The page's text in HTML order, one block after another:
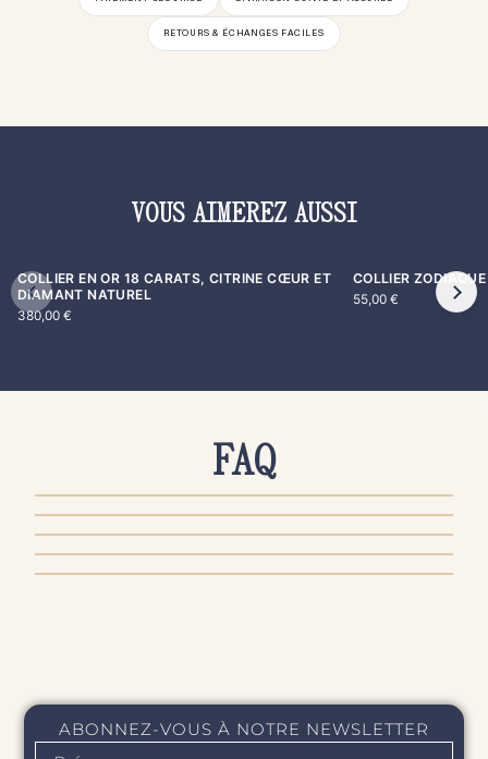
RETOURS & ÉCHANGES FACILES
VOUS AIMEREZ AUSSI
COLLIER EN OR 18 CARATS, CITRINE CŒUR ET
DIAMANT NATUREL
380,00 €
COLLIER ZODIAQUE
55,00 €
FAQ
AUTHENTICITÉ & QUALITÉ
PRODUITS & ENTRETIEN
ABONNEZ-VOUS À NOTRE NEWSLETTER